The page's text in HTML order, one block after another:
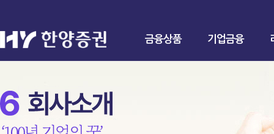
금융상품 기업금융